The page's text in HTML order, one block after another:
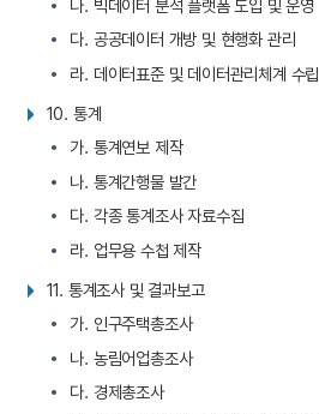
나. 빅데이터 분석 플랫폼 도입 및 운영
다. 공공데이터 개방 및 현행화 관리
라. 데이터표준 및 데이터관리체계 수립
10. 통계
가. 통계연보 제작
나. 통계간행물 발간
다. 각종 통계조사 자료수집
라. 업무용 수첩 제작
11. 통계조사 및 결과보고
가. 인구주택총조사
나. 농림어업총조사
다. 경제총조사